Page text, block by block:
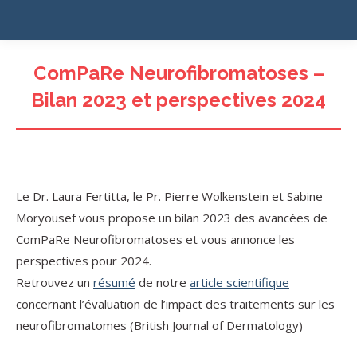
ComPaRe Neurofibromatoses –
Bilan 2023 et perspectives 2024
Le Dr. Laura Fertitta, le Pr. Pierre Wolkenstein et Sabine
Moryousef vous propose un bilan 2023 des avancées de
ComPaRe Neurofibromatoses et vous annonce les
perspectives pour 2024.
Retrouvez un résumé de notre article scientifique
concernant l’évaluation de l’impact des traitements sur les
neurofibromatomes (British Journal of Dermatology)